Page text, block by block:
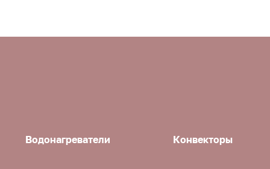
Водонагреватели Конвекторы